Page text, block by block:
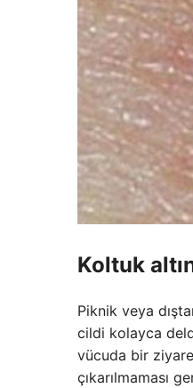
Koltuk
Piknik veya
cildi kolayca
vücuda bir
çıkarılmaması